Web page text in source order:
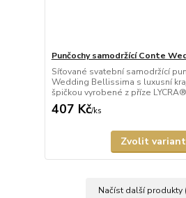
Punčochy samodržící Conte
Síťované svatební samodržící
Wedding Bellissima s luxusní
špičkou vyrobené z příze
407 Kč/ks
Zvolit
Načíst další produkty